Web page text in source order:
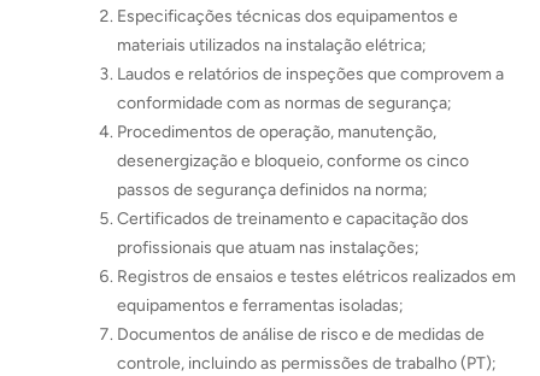
Especificações técnicas dos equipamentos e
materiais utilizados na instalação elétrica;
Laudos e relatórios de inspeções que comprovem a
conformidade com as normas de segurança;
Procedimentos de operação, manutenção,
desenergização e bloqueio, conforme os cinco
passos de segurança definidos na norma;
Certificados de treinamento e capacitação dos
profissionais que atuam nas instalações;
Registros de ensaios e testes elétricos realizados em
equipamentos e ferramentas isoladas;
Documentos de análise de risco e de medidas de
controle, incluindo as permissões de trabalho (PT);